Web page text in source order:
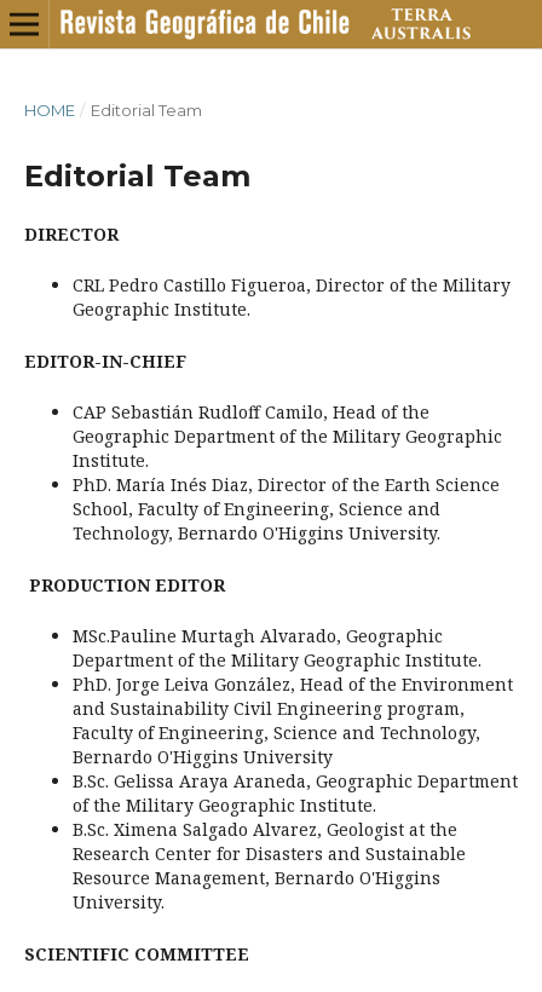
HOME / Editorial Team
Editorial Team
DIRECTOR
CRL Pedro Castillo Figueroa, Director of the Military
Geographic Institute.
EDITOR-IN-CHIEF
CAP Sebastián Rudloff Camilo, Head of the
Geographic Department of the Military Geographic
Institute.
PhD. María Inés Diaz, Director of the Earth Science
School, Faculty of Engineering, Science and
Technology, Bernardo O'Higgins University.
PRODUCTION EDITOR
MSc.Pauline Murtagh Alvarado, Geographic
Department of the Military Geographic Institute.
PhD. Jorge Leiva González, Head of the Environment
and Sustainability Civil Engineering program,
Faculty of Engineering, Science and Technology,
Bernardo O'Higgins University
B.Sc. Gelissa Araya Araneda, Geographic Department
of the Military Geographic Institute.
B.Sc. Ximena Salgado Alvarez, Geologist at the
Research Center for Disasters and Sustainable
Resource Management, Bernardo O'Higgins
University.
SCIENTIFIC COMMITTEE